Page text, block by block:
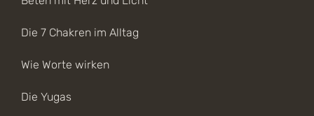
Die 7 Chakren im Alltag
Wie Worte wirken
Die Yugas